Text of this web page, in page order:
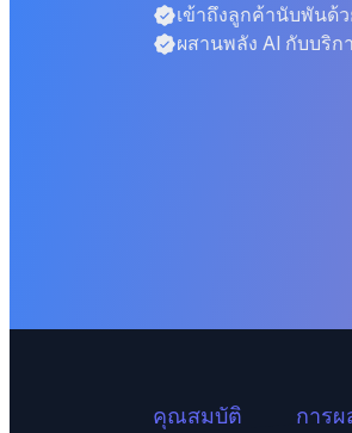
เข้าถึงลูกค้านับพันด้
ผสานพลัง AI กับบริก
คุณสมบัติ
การ